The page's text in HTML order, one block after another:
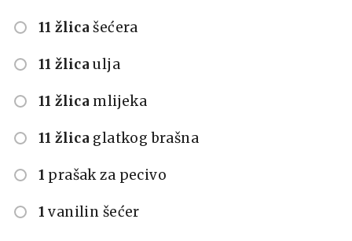
11 žlica šećera
11 žlica ulja
11 žlica mlijeka
11 žlica glatkog brašna
1 prašak za pecivo
1 vanilin šećer